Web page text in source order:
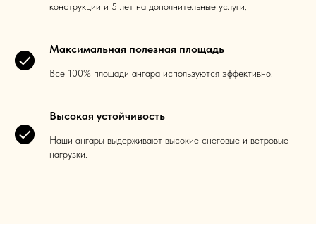
конструкции и 5 лет на дополнительные услуги.
Максимальная полезная площадь
Все 100% площади ангара используются эффективно.
Высокая устойчивость
Наши ангары выдерживают высокие снеговые и ветровые
нагрузки.